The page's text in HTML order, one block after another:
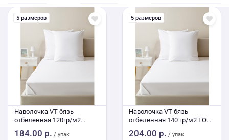
5 размеров
Наволочка VT бязь
отбеленная 120гр/м2
184.00 р. / упак
5 размеров
Наволочка VT бязь
отбеленная 140 гр/м2 ГОСТ
204.00 р. / упак